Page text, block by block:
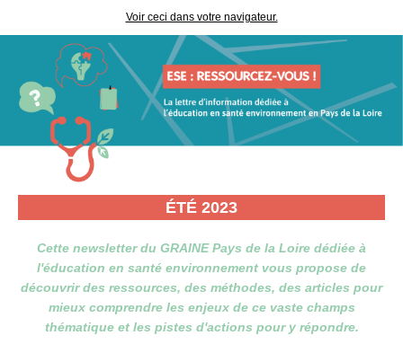
Voir ceci dans votre navigateur.
ÉTÉ 2023
Cette newsletter du GRAINE Pays de la Loire dédiée à
l'éducation en santé environnement vous propose de
découvrir des ressources, des méthodes, des articles pour
mieux comprendre les enjeux de ce vaste champs
thématique et les pistes d'actions pour y répondre.